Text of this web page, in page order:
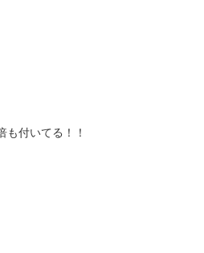
付いてる！！